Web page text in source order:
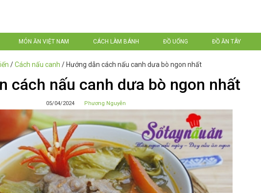
MÓN ĂN VIỆT NAM CÁCH LÀM BÁNH ĐỒ UỐNG ĐỒ ĂN TÂY
/Cách nấu canh / Hướng dẫn cách nấu canh dưa bò ngon nhất
cách nấu canh dưa bò ngon nhất
05/04/2024 Phương Nguyễn